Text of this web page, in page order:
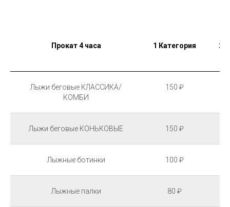
Прокат 4 часа 1 Категория 2
Лыжи беговые КЛАССИКА/
КОМБИ
150 ₽
Лыжи беговые КОНЬКОВЫЕ 150 ₽
Лыжные ботинки 100 ₽
Лыжные палки 80 ₽